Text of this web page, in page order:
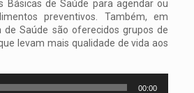
Básicas de Saúde para agendar ou
preventivos. Também, em
de Saúde são oferecidos grupos de
levam mais qualidade de vida aos
00:00